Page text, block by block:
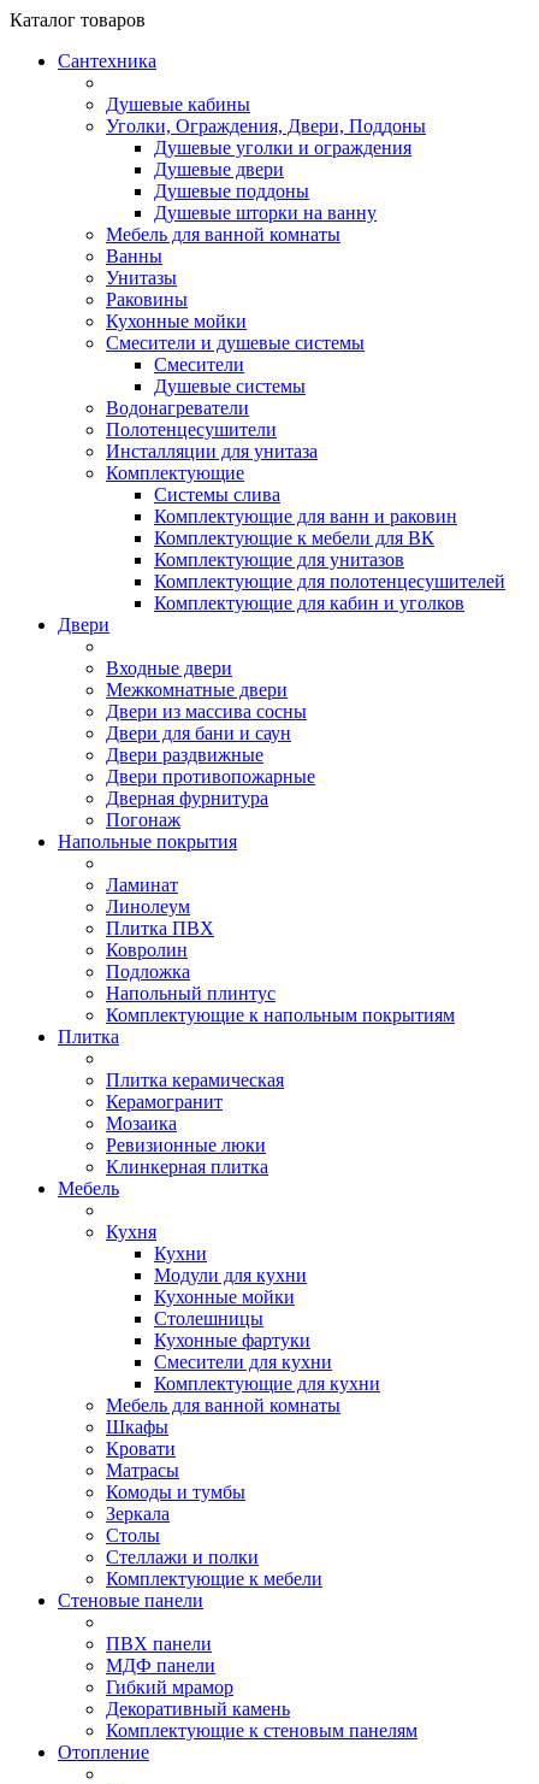
Каталог товаров
Сантехника
Душевые кабины
Уголки, Ограждения, Двери, Поддоны
Душевые уголки и ограждения
Душевые двери
Душевые поддоны
Душевые шторки на ванну
Мебель для ванной комнаты
Ванны
Унитазы
Раковины
Кухонные мойки
Смесители и душевые системы
Смесители
Душевые системы
Водонагреватели
Полотенцесушители
Инсталляции для унитаза
Комплектующие
Системы слива
Комплектующие для ванн и раковин
Комплектующие к мебели для ВК
Комплектующие для унитазов
Комплектующие для полотенцесушителей
Комплектующие для кабин и уголков
Двери
Входные двери
Межкомнатные двери
Двери из массива сосны
Двери для бани и саун
Двери раздвижные
Двери противопожарные
Дверная фурнитура
Погонаж
Напольные покрытия
Ламинат
Линолеум
Плитка ПВХ
Ковролин
Подложка
Напольный плинтус
Комплектующие к напольным покрытиям
Плитка
Плитка керамическая
Керамогранит
Мозаика
Ревизионные люки
Клинкерная плитка
Мебель
Кухня
Кухни
Модули для кухни
Кухонные мойки
Столешницы
Кухонные фартуки
Смесители для кухни
Комплектующие для кухни
Мебель для ванной комнаты
Шкафы
Кровати
Матрасы
Комоды и тумбы
Зеркала
Столы
Стеллажи и полки
Комплектующие к мебели
Стеновые панели
ПВХ панели
МДФ панели
Гибкий мрамор
Декоративный камень
Комплектующие к стеновым панелям
Отопление